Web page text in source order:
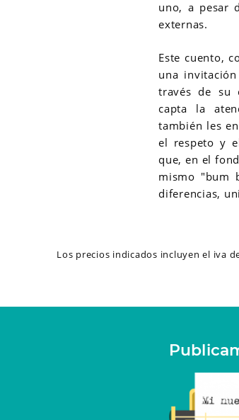
uno, a pesar
externas.
Este cuento,
una
través de su
capta la
también les
el respeto y
que, en el
mismo "bum
diferencias,
Los precios indicados incluyen el iva